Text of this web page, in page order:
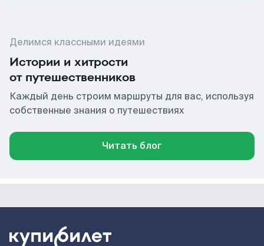
Делимся классными идеями
Истории и хитрости
от путешественников
Каждый день строим маршруты для вас, используя
собственные знания о путешествиях
Читать блог